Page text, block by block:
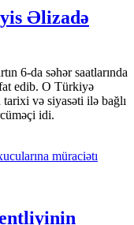
Əlizadə
6-da səhər saatlarında
edib. O Türkiyə
və siyasəti ilə bağlı
idi.